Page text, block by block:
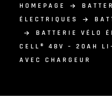
HOMEPAGE
ÉLECTRIQUES
BATTERIE VÉLO
CELL® 48V – 20AH
AVEC CHARGEUR